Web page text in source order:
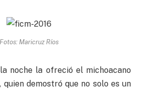
Fotos: Maricruz Ríos
noche la ofreció el michoacano
quien demostró que no solo es un